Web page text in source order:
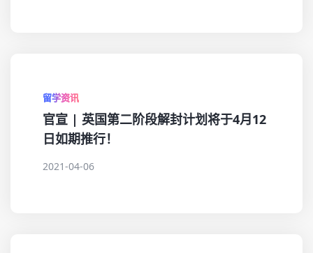
留学资讯
官宣 | 英国第二阶段解封计划将于4月12
日如期推行！
2021-04-06